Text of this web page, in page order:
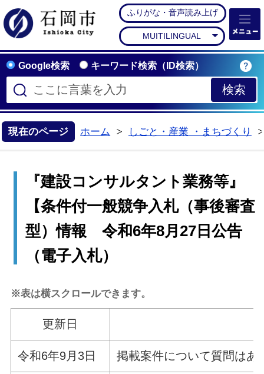
石岡市公式ホームペー
ふりがな・音声読み上げ
MUITILINGUAL
Google検索 キーワード検索（ID検索）
現在のページ ホーム
しごと・産業 ・まちづくり
『建設コンサルタント業務等』
【条件付一般競争入札（事後審査
型）情報 令和6年8月27日公告
（電子入札）
※表は横スクロールできます。
更新日
令和6年9月3日 掲載案件について質問はあ